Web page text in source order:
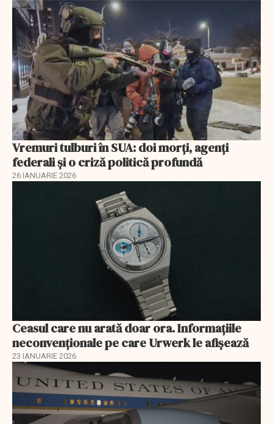
Vremuri tulburi în SUA: doi morți, agenți
federali și o criză politică profundă
26 IANUARIE 2026
Ceasul care nu arată doar ora. Informațiile
neconvenționale pe care Urwerk le afișează
23 IANUARIE 2026